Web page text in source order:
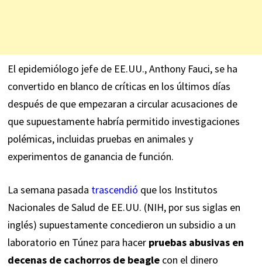
El epidemiólogo jefe de EE.UU., Anthony Fauci, se ha
convertido en blanco de críticas en los últimos días
después de que empezaran a circular acusaciones de
que supuestamente habría permitido investigaciones
polémicas, incluidas pruebas en animales y
experimentos de ganancia de función.
La semana pasada trascendió que los Institutos
Nacionales de Salud de EE.UU. (NIH, por sus siglas en
inglés) supuestamente concedieron un subsidio a un
laboratorio en Túnez para hacer pruebas abusivas en
decenas de cachorros de beaglecon el dinero